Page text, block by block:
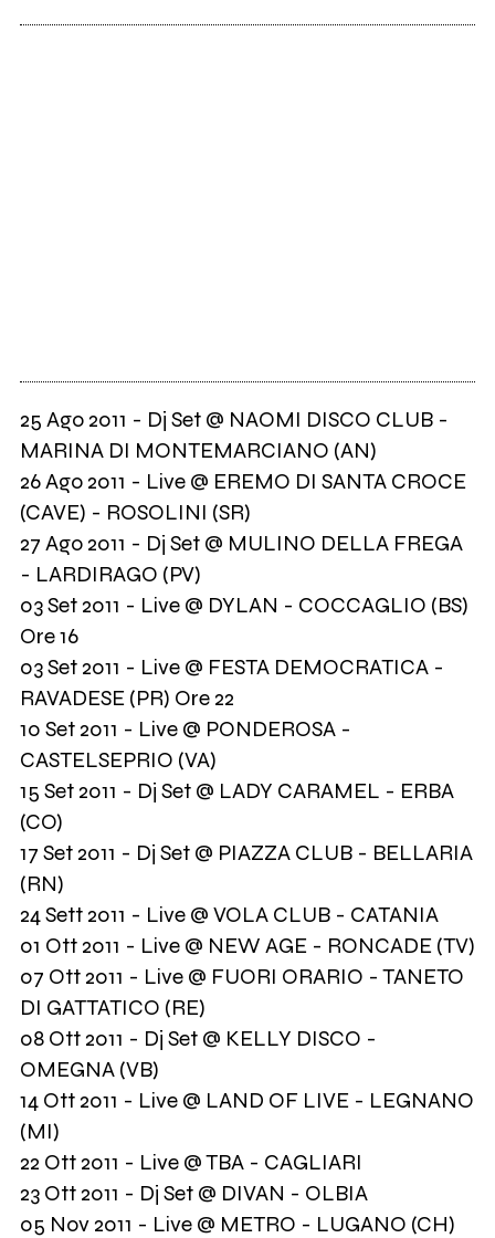
25 Ago 2011 - Dj Set @ NAOMI DISCO CLUB -
MARINA DI MONTEMARCIANO (AN)
26 Ago 2011 - Live @ EREMO DI SANTA CROCE
(CAVE) - ROSOLINI (SR)
27 Ago 2011 - Dj Set @ MULINO DELLA FREGA
- LARDIRAGO (PV)
03 Set 2011 - Live @ DYLAN - COCCAGLIO (BS)
Ore 16
03 Set 2011 - Live @ FESTA DEMOCRATICA -
RAVADESE (PR) Ore 22
10 Set 2011 - Live @ PONDEROSA -
CASTELSEPRIO (VA)
15 Set 2011 - Dj Set @ LADY CARAMEL - ERBA
(CO)
17 Set 2011 - Dj Set @ PIAZZA CLUB - BELLARIA
(RN)
24 Sett 2011 - Live @ VOLA CLUB - CATANIA
01 Ott 2011 - Live @ NEW AGE - RONCADE (TV)
07 Ott 2011 - Live @ FUORI ORARIO - TANETO
DI GATTATICO (RE)
08 Ott 2011 - Dj Set @ KELLY DISCO -
OMEGNA (VB)
14 Ott 2011 - Live @ LAND OF LIVE - LEGNANO
(MI)
22 Ott 2011 - Live @ TBA - CAGLIARI
23 Ott 2011 - Dj Set @ DIVAN - OLBIA
05 Nov 2011 - Live @ METRO - LUGANO (CH)